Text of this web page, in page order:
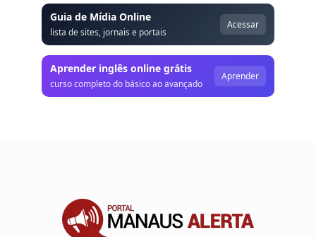
Guia de Mídia Online
lista de sites, jornais e portais
Acessar
Aprender inglês online grátis
curso completo do básico ao avançado
Aprender